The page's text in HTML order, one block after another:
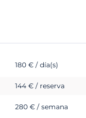
180 € / día(s)
144 € / reserva
280 € / semana